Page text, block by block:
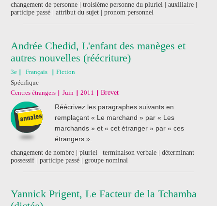
changement de personne | troisième personne du pluriel | auxiliaire |
participe passé | attribut du sujet | pronom personnel
Andrée Chedid, L'enfant des manèges et
autres nouvelles (réécriture)
3e Français
Fiction
Spécifique
Centres étrangers
Juin 2011 Brevet
Réécrivez les paragraphes suivants en
remplaçant « Le marchand » par « Les
marchands » et « cet étranger » par « ces
étrangers ».
changement de nombre | pluriel | terminaison verbale | déterminant
possessif | participe passé | groupe nominal
Yannick Prigent, Le Facteur de la Tchamba